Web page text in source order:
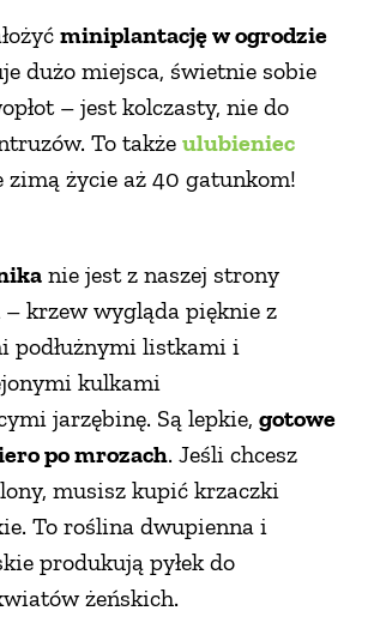
miniplantację w ogrodzie
dużo miejsca, świetnie sobie
– jest kolczasty, nie do
To także ulubieniec
zimą życie aż 40 gatunkom!
nie jest z naszej strony
krzew wygląda pięknie z
podłużnymi listkami i
kulkami
jarzębinę. Są lepkie, gotowe
po mrozach. Jeśli chcesz
musisz kupić krzaczki
To roślina dwupienna i
produkują pyłek do
żeńskich.
ZUPY
DANIA GŁÓWNE
DODATKI
PRZETWORY
INNE